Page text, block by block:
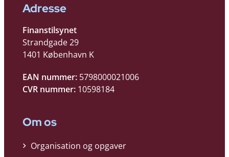
Adresse
Finanstilsynet
Strandgade 29
1401 København K
EAN nummer: 5798000021006
CVR nummer: 10598184
Om os
Organisation og opgaver